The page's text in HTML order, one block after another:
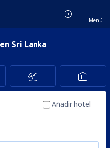
Menú
en Sri Lanka
Añadir hotel